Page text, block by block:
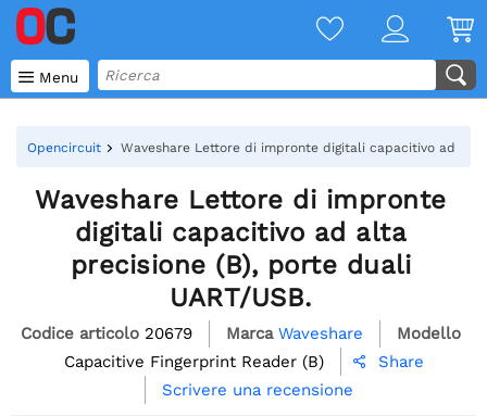
 Menu
Opencircuit Waveshare Lettore di impronte digitali capacitivo ad alta
Waveshare Lettore di impronte
digitali capacitivo ad alta
precisione (B), porte duali
UART/USB.
Codice articolo 20679 Marca Waveshare
Modello
Capacitive Fingerprint Reader (B)

Share
Scrivere una recensione